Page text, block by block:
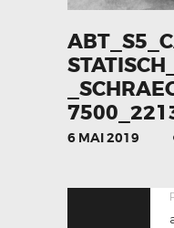
6 MAI 2019